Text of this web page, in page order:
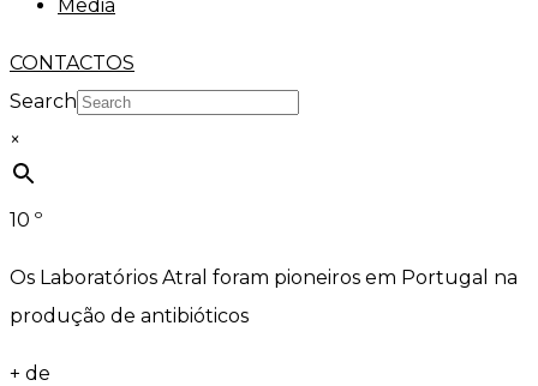
Media
CONTACTOS
Search
×
10 º
Os Laboratórios Atral foram pioneiros em Portugal na
produção de antibióticos
+ de